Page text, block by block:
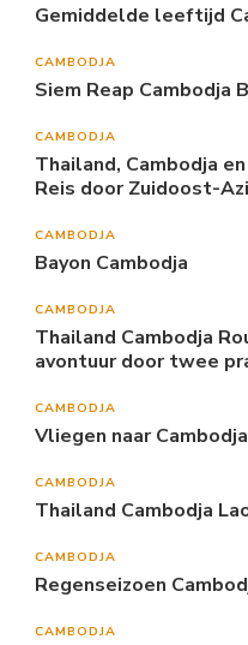
Gemiddelde leeftijd
CAMBODJA
Siem Reap Cambodja
CAMBODJA
Thailand, Cambodja
Reis door Zuidoost-
CAMBODJA
Bayon Cambodja
CAMBODJA
Thailand Cambodja
avontuur door twee
CAMBODJA
Vliegen naar
CAMBODJA
Thailand Cambodja
CAMBODJA
Regenseizoen
CAMBODJA